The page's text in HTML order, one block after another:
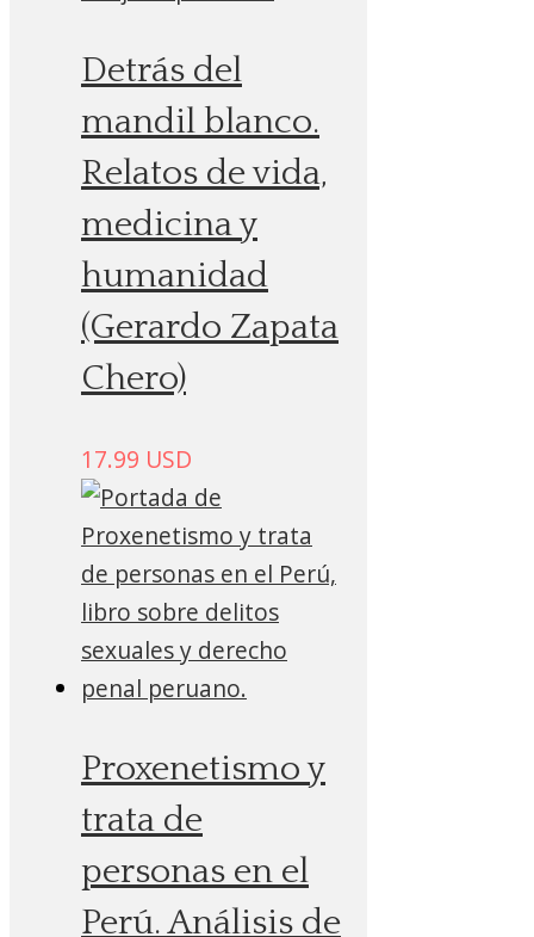
Detrás del
mandil blanco.
Relatos de vida,
medicina y
humanidad
(Gerardo Zapata
Chero)
17.99 USD
Proxenetismo y
trata de
personas en el
Perú. Análisis de